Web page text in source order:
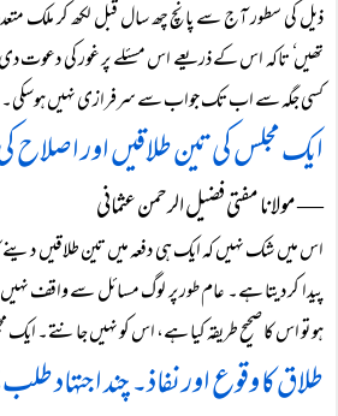
ذیل کی سطور آج سے پانچ چھ سال قبل لکھ کر ملک
تھیں ٗ تاکہ اس کے ذریعے اس مسئلے پر غور کی دعوت
کسی جگہ سے اب تک جواب سے سرفرازی نہیں
ایک مجلس کی تین طلاقیں اور اصلاح
― مولانا مفتی فضیل الرحمن عثمانی
اس میں شک نہیں کہ ایک ہی دفعہ میں تین طلاقیں دینے
پیدا کر دیتا ہے۔ عام طور پر لوگ مسائل سے واقف
ہو تو اس کا صحیح طریقہ کیا ہے، اس کو نہیں جانتے۔
طلاق کا وقوع اور نفاذ۔ چند اجتہاد